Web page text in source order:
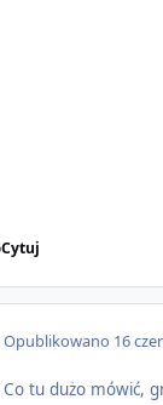
Cytuj
Opublikowano 16
Co tu dużo mówić,